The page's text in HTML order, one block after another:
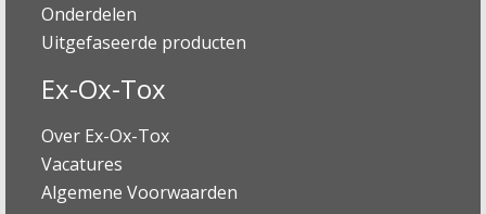
Onderdelen
Uitgefaseerde producten
Ex-Ox-Tox
Over Ex-Ox-Tox
Vacatures
Algemene Voorwaarden